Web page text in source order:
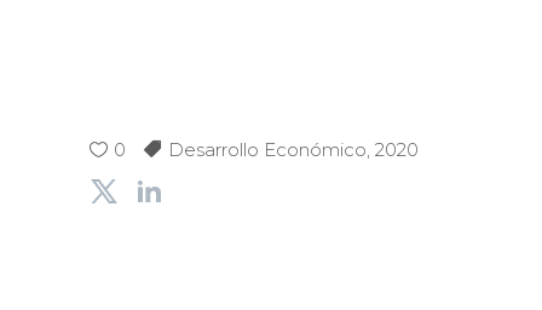
0 Desarrollo Económico, 2020